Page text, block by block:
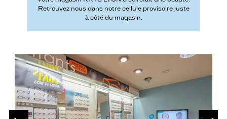
Retrouvez nous dans notre cellule provisoire juste
à côté du magasin.
PRÉCÉDENT